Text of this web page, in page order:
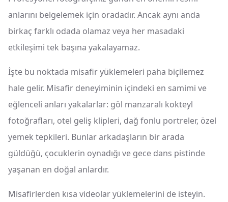
anlarını belgelemek için oradadır. Ancak aynı anda
birkaç farklı odada olamaz veya her masadaki
etkileşimi tek başına yakalayamaz.
İşte bu noktada misafir yüklemeleri paha biçilemez
hale gelir. Misafir deneyiminin içindeki en samimi ve
eğlenceli anları yakalarlar: göl manzaralı kokteyl
fotoğrafları, otel geliş klipleri, dağ fonlu portreler, özel
yemek tepkileri. Bunlar arkadaşların bir arada
güldüğü, çocuklerin oynadığı ve gece dans pistinde
yaşanan en doğal anlardır.
Misafirlerden kısa videolar yüklemelerini de isteyin.